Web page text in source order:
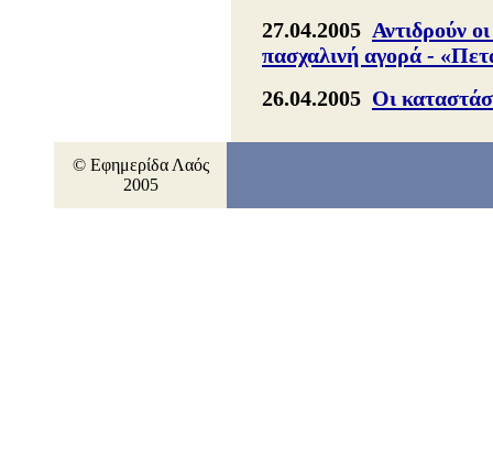
27.04.2005 Αντιδρούν
πασχαλινή αγορά -
26.04.2005 Οι
© Εφημερίδα Λαός
2005